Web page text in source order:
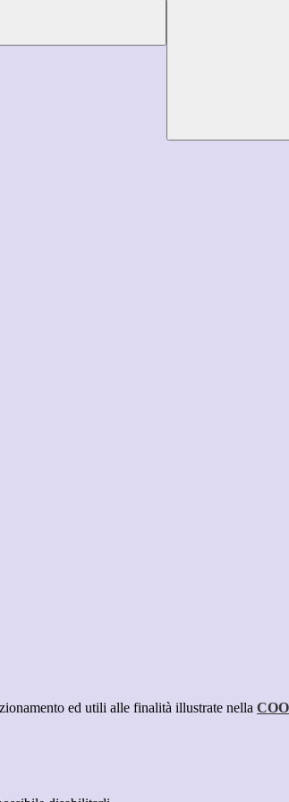
ed utili alle finalità illustrate nella